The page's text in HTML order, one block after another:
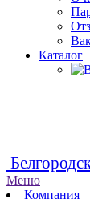
Каталог
Меню
Компания